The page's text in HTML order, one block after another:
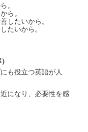
。
ら。
したいから。
たいから。
も役立つ英語が人
になり、必要性を感